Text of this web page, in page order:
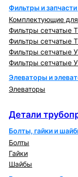
Фильтры и
Комплектующие
Фильтры сетчатые
Фильтры сетчатые
Фильтры сетчатые
Фильтры сетчатые
Элеваторы и
Элеваторы
Детали
Болты, гайки и
Болты
Гайки
Шайбы